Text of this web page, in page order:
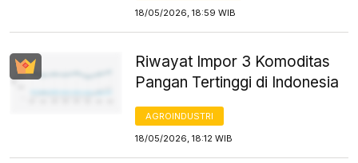
18/05/2026, 18:59 WIB
Riwayat Impor 3 Komoditas
Pangan Tertinggi di Indonesia
AGROINDUSTRI
18/05/2026, 18:12 WIB